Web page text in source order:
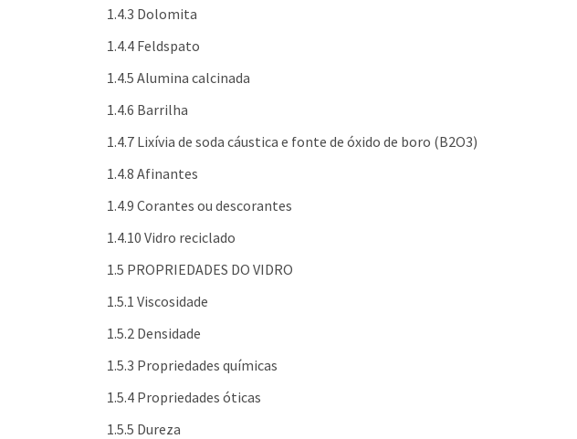
1.4.3 Dolomita
1.4.4 Feldspato
1.4.5 Alumina calcinada
1.4.6 Barrilha
1.4.7 Lixívia de soda cáustica e fonte de óxido de boro (B2O3)
1.4.8 Afinantes
1.4.9 Corantes ou descorantes
1.4.10 Vidro reciclado
1.5 PROPRIEDADES DO VIDRO
1.5.1 Viscosidade
1.5.2 Densidade
1.5.3 Propriedades químicas
1.5.4 Propriedades óticas
1.5.5 Dureza